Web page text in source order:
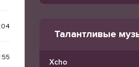
Талантливые
Xcho